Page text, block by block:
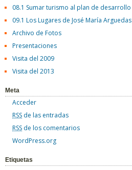
08.1 Sumar turismo al plan de desarrollo
09.1 Los Lugares de José María Arguedas
Archivo de Fotos
Presentaciones
Visita del 2009
Visita del 2013
Meta
Acceder
RSS de las entradas
RSS de los comentarios
WordPress.org
Etiquetas